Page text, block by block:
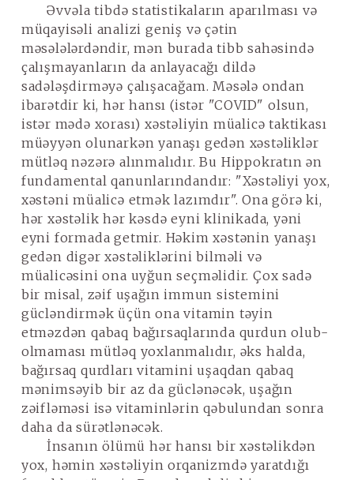
Əvvəla tibdə statistikaların aparılması və
müqayisəli analizi geniş və çətin
məsələlərdəndir, mən burada tibb sahəsində
çalışmayanların da anlayacağı dildə
sadələşdirməyə çalışacağam. Məsələ ondan
ibarətdir ki, hər hansı (istər "COVID" olsun,
istər mədə xorası) xəstəliyin müalicə taktikası
müəyyən olunarkən yanaşı gedən xəstəliklər
mütləq nəzərə alınmalıdır. Bu Hippokratın ən
fundamental qanunlarındandır: "Xəstəliyi yox,
xəstəni müalicə etmək lazımdır". Ona görə ki,
hər xəstəlik hər kəsdə eyni klinikada, yəni
eyni formada getmir. Həkim xəstənin yanaşı
gedən digər xəstəliklərini bilməli və
müalicəsini ona uyğun seçməlidir. Çox sadə
bir misal, zəif uşağın immun sistemini
gücləndirmək üçün ona vitamin təyin
etməzdən qabaq bağırsaqlarında qurdun olub-
olmaması mütləq yoxlanmalıdır, əks halda,
bağırsaq qurdları vitamini uşaqdan qabaq
mənimsəyib bir az da güclənəcək, uşağın
zəifləməsi isə vitaminlərin qəbulundan sonra
daha da sürətlənəcək.
İnsanın ölümü hər hansı bir xəstəlikdən
yox, həmin xəstəliyin orqanizmdə yaratdığı